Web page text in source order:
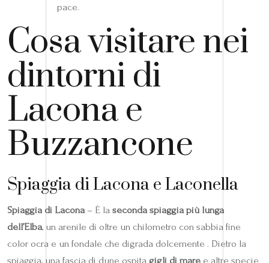
pace.
Cosa visitare nei
dintorni di
Lacona e
Buzzancone
Spiaggia di Lacona e Laconella
Spiaggia di Lacona– È la seconda spiaggia più lunga
dell’Elba, un arenile di oltre un chilometro con sabbia fine
color ocra e un fondale che digrada dolcemente . Dietro la
spiaggia, una fascia di dune ospita gigli di mare e altre specie